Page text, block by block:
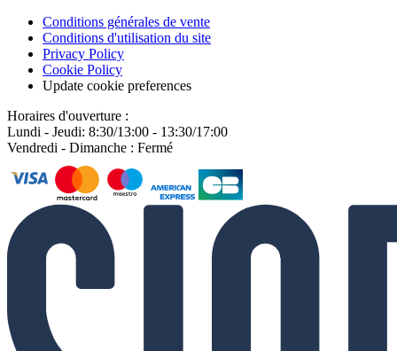
Conditions générales de vente
Conditions d'utilisation du site
Privacy Policy
Cookie Policy
Update cookie preferences
Horaires d'ouverture :
Lundi - Jeudi: 8:30/13:00 - 13:30/17:00
Vendredi - Dimanche : Fermé